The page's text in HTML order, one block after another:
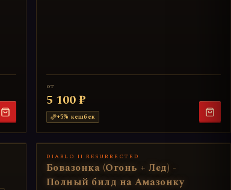
от
5 100 ₽
+5% кешбек
DIABLO II RESURRECTED
Бовазонка (Огонь + Лед) -
Полный билд на Амазонку